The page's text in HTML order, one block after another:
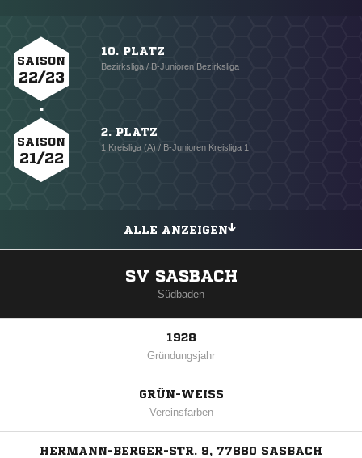
SAISON
22/23
10. PLATZ
Bezirksliga / B-Junioren Bezirksliga
SAISON
21/22
2. PLATZ
1.Kreisliga (A) / B-Junioren Kreisliga 1
ALLE ANZEIGEN
SV SASBACH
Südbaden
1928
Gründungsjahr
GRÜN-WEISS
Vereinsfarben
HERMANN-BERGER-STR. 9, 77880 SASBACH